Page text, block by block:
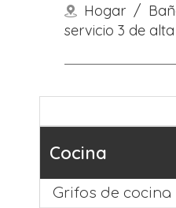
Hogar /
servicio 3 de
Cocina
Grifos de cocina